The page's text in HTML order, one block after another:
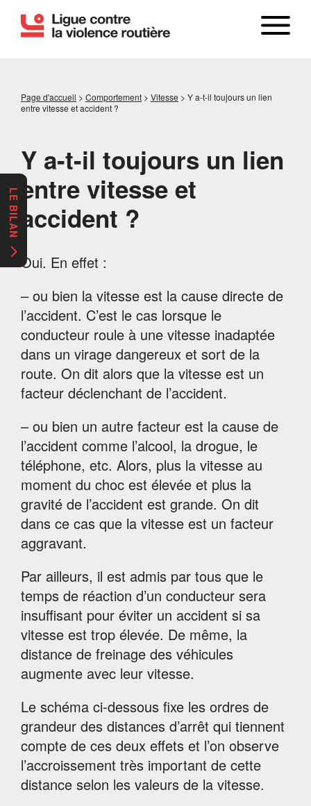
Page d'accueil > Comportement > Vitesse > Y a-t-il toujours un lien
entre vitesse et accident ?
Y a-t-il toujours un lien
entre vitesse et
accident ?
Oui. En effet :
– ou bien la vitesse est la cause directe de
l’accident. C’est le cas lorsque le
conducteur roule à une vitesse inadaptée
dans un virage dangereux et sort de la
route. On dit alors que la vitesse est un
facteur déclenchant de l’accident.
– ou bien un autre facteur est la cause de
l’accident comme l’alcool, la drogue, le
téléphone, etc. Alors, plus la vitesse au
moment du choc est élevée et plus la
gravité de l’accident est grande. On dit
dans ce cas que la vitesse est un facteur
aggravant.
Par ailleurs, il est admis par tous que le
temps de réaction d’un conducteur sera
insuffisant pour éviter un accident si sa
vitesse est trop élevée. De même, la
distance de freinage des véhicules
augmente avec leur vitesse.
Le schéma ci-dessous fixe les ordres de
grandeur des distances d’arrêt qui tiennent
compte de ces deux effets et l’on observe
l’accroissement très important de cette
distance selon les valeurs de la vitesse.
LE BILAN